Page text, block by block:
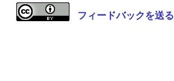
フィードバックを送る